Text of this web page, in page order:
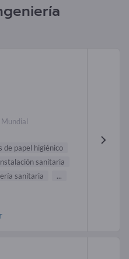
Mundial
de papel higiénico
sanitaria
sanitaria ...